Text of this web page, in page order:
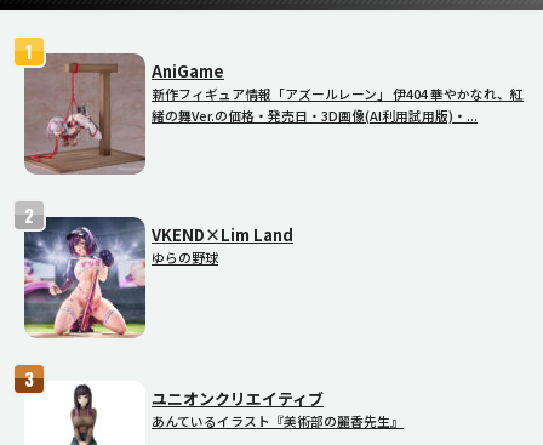
AniGame
新作フィギュア情報「アズールレーン」 伊404 華やかなれ、紅
緒の舞Ver.の価格・発売日・3D画像(AI利用試用版)・...
VKEND×Lim Land
ゆらの野球
ユニオンクリエイティブ
あんているイラスト『美術部の麗香先生』